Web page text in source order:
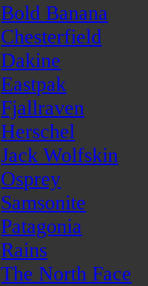
Bold Banana
Chesterfield
Dakine
Eastpak
Fjallraven
Herschel
Jack Wolfskin
Osprey
Samsonite
Patagonia
Rains
The North Face